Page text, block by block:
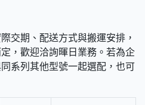
交期、配送方式與搬運安排，
，歡迎洽詢暉日業務。若為企
系列其他型號一起選配，也可